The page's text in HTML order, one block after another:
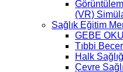
(VR)
Sağlık Eğitim
GEBE
Tıbbi
Halk
Çevre